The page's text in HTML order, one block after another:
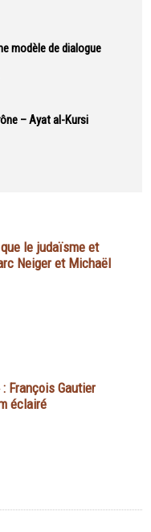
modèle de dialogue
– Ayat al-Kursi
le judaïsme et
Neiger et Michaël
François Gautier
éclairé